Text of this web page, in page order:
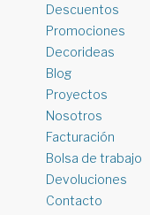
Descuentos
Promociones
Decorideas
Blog
Proyectos
Nosotros
Facturación
Bolsa de trabajo
Devoluciones
Contacto